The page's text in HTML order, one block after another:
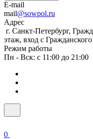
E-mail
mail@sowpol.ru
Адрес
г. Санкт-Петербург,
этаж, вход с
Режим работы
Пн - Вск: с 11:00 до 21:00
0